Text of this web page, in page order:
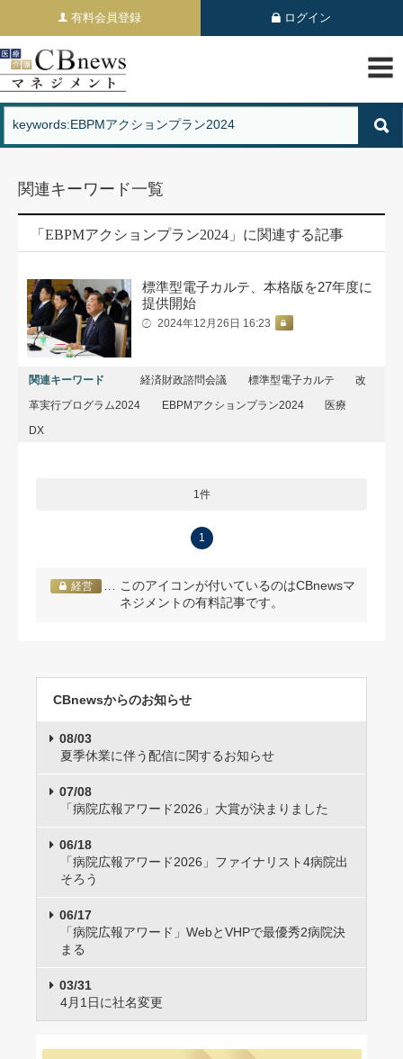
有料会員登録 ログイン
関連キーワード一覧
「EBPMアクションプラン2024」に関連する記事
標準型電子カルテ、本格版を27年度に
提供開始
2024年12月26日 16:23
関連キーワード 経済財政諮問会議 標準型電子カルテ
改
革実行プログラム2024
EBPMアクションプラン2024
医療
DX
1件
1
経営
… このアイコンが付いているのはCBnewsマ
ネジメントの有料記事です。
CBnewsからのお知らせ
08/03
夏季休業に伴う配信に関するお知らせ
07/08
「病院広報アワード2026」大賞が決まりました
06/18
「病院広報アワード2026」ファイナリスト4病院出
そろう
06/17
「病院広報アワード」WebとVHPで最優秀2病院決
まる
03/31
4月1日に社名変更